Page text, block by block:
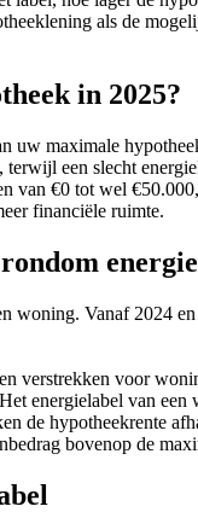
als de
in 2025?
maximale
een slecht
€0 tot wel
financiële ruimte.
woning. Vanaf 2024
voor
energielabel van
de hypotheekrente
bovenop de